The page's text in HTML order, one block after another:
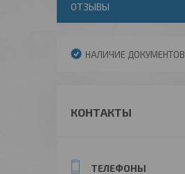
ОТЗЫВЫ
НАЛИЧИЕ ДОКУМЕНТОВ
КОНТАКТЫ